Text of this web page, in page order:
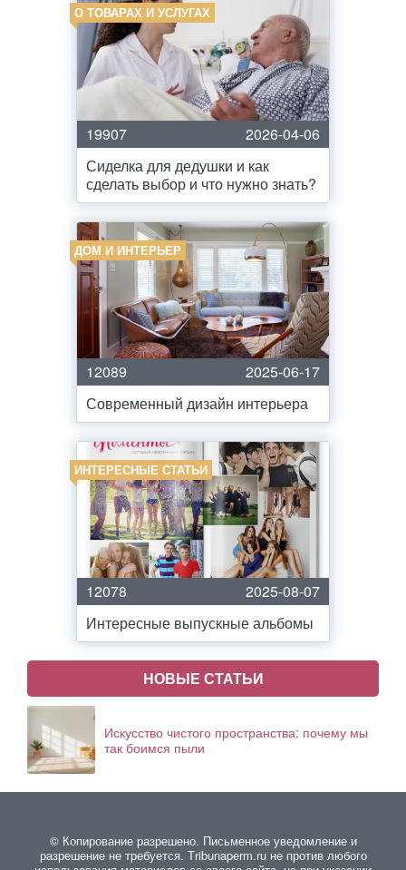
О ТОВАРАХ И УСЛУГАХ
19907
2026-04-06
Сиделка для дедушки и как
сделать выбор и что нужно знать?
ДОМ И ИНТЕРЬЕР
12089
2025-06-17
Современный дизайн интерьера
ИНТЕРЕСНЫЕ СТАТЬИ
12078
2025-08-07
Интересные выпускные альбомы
НОВЫЕ СТАТЬИ
Искусство чистого пространства: почему мы
так боимся пыли
© Копирование разрешено. Письменное уведомление и
разрешение не требуется. Тribunaperm.ru не против любого